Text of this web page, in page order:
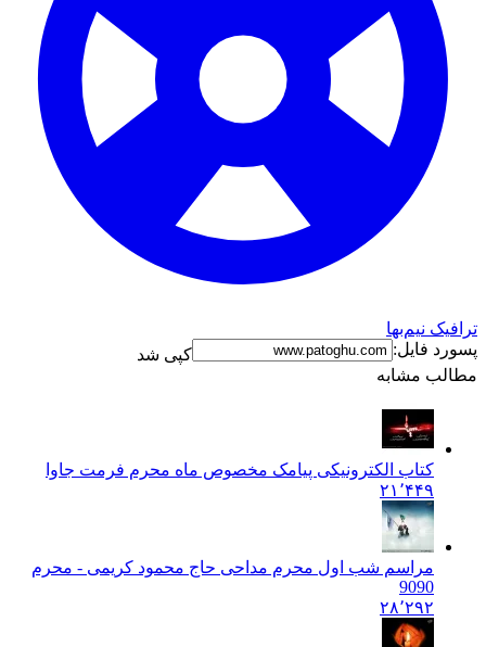
ترافیک نیم‌بها
پسورد فایل:
کپی شد
مطالب مشابه
کتاب الکترونیکی پیامک مخصوص ماه محرم فرمت جاوا
۲۱٬۴۴۹
مراسم شب اول محرم مداحی حاج محمود کریمی - محرم
9090
۲۸٬۲۹۲